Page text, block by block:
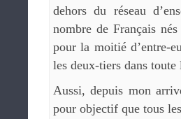
dehors du réseau
nombre de Français
pour la moitié d’entre-
les deux-tiers dans
Aussi, depuis mon
pour objectif que tous